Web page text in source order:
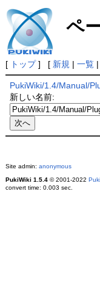
ペ
[ トップ] [ 新規 | 一覧|
PukiWiki/1.4/Manual/
新しい名前:
Site admin: anonymous
PukiWiki 1.5.4© 2001-2022
convert time: 0.003 sec.